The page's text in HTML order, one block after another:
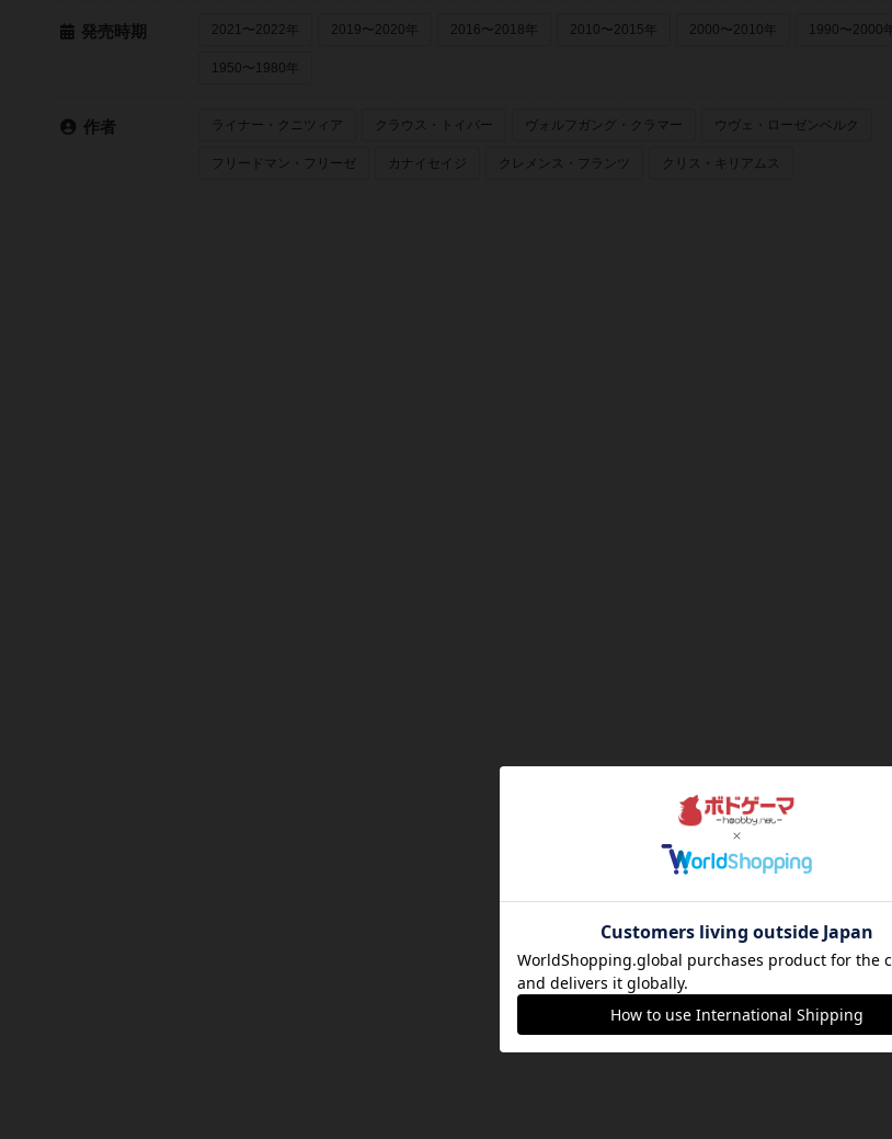
発売時期 2021〜2022年 2019〜2020年 2016〜2018年 2010〜2015年 2000〜2010年 1990〜2000年
1950〜1980年
作者 ライナー・クニツィア クラウス・トイバー ヴォルフガング・クラマー ウヴェ・ローゼンベルク
フリードマン・フリーゼ カナイセイジ クレメンス・フランツ クリス・キリアムス